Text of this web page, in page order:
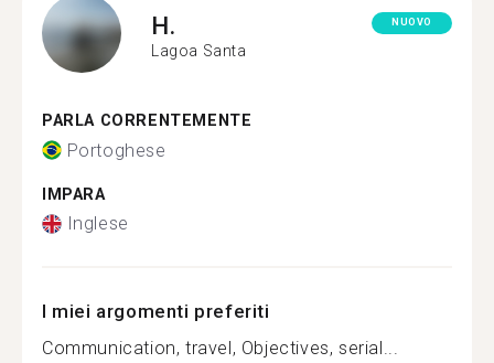
H.
Lagoa Santa
NUOVO
PARLA CORRENTEMENTE
Portoghese
IMPARA
Inglese
I miei argomenti preferiti
Communication, travel, Objectives, serial...